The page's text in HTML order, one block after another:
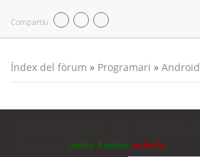
Compartiu
Índex del fòrum » Programari » Android
jordis Andreu cubells